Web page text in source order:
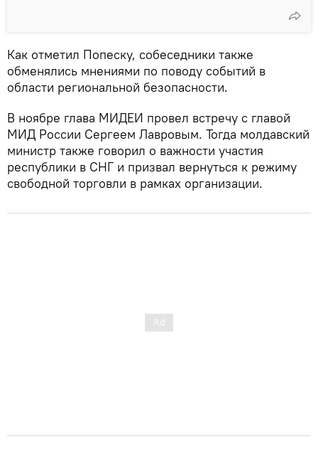
Как отметил Попеску, собеседники также
обменялись мнениями по поводу событий в
области региональной безопасности.
В ноябре глава МИДЕИ провел встречу с главой
МИД России Сергеем Лавровым. Тогда молдавский
министр также говорил о важности участия
республики в СНГ и призвал вернуться к режиму
свободной торговли в рамках организации.